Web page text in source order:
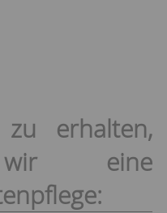
erhalten,
wir eine